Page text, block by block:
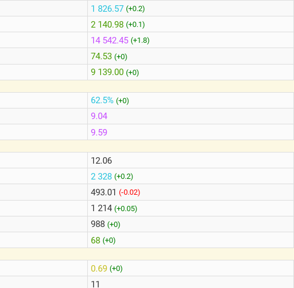
1 826.57 (+0.2)
2 140.98 (+0.1)
14 542.45 (+1.8)
74.53 (+0)
9 139.00 (+0)
62.5% (+0)
9.04
9.59
12.06
2 328 (+0.2)
493.01 (-0.02)
1 214 (+0.05)
988 (+0)
68 (+0)
0.69 (+0)
11